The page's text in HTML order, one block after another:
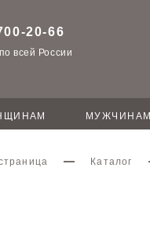
20-66
всей России
МУЖЧИНАМ
Каталог